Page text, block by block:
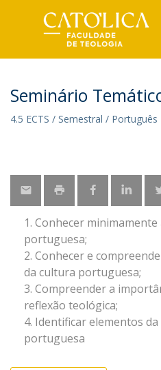
Seminário
4.5 ECTS / Semestral / Português
Conhecer
portuguesa;
Conhecer e
da cultura portuguesa;
Compreender a
reflexão teológica;
Identificar elementos
portuguesa